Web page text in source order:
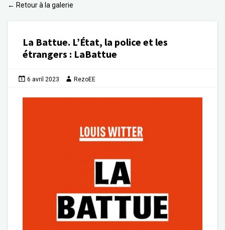
← Retour à la galerie
La Battue. L’État, la police et les
étrangers : LaBattue
6 avril 2023 RezoEE